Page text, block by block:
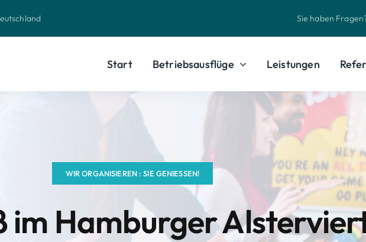
Sie haben
Start Betriebsausflüge Leistungen
WIR ORGANISIEREN : SIE GENIESSEN!
im Hamburger